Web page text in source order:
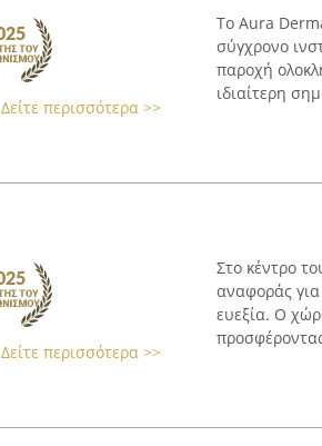
Δείτε περισσότερα >>
Το Aura
σύγχρονο
παροχή
ιδιαίτερη
Δείτε περισσότερα >>
Στο κέντρο
αναφοράς
ευεξία. Ο